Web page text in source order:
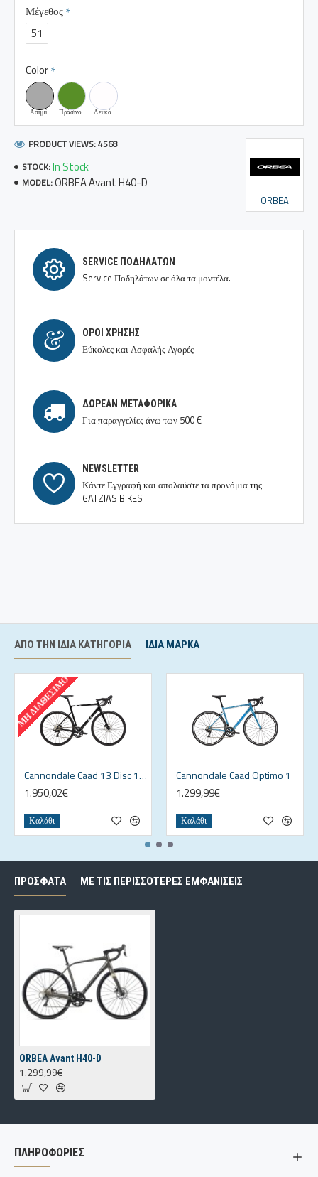
STOCK:In Stock
MODEL:ORBEA Avant H40-D
ORBEA
PRODUCT VIEWS: 4568
Μέγεθος
51
Color
Ασημί Πράσινο Λευκό
SERVICE ΠΟΔΗΛΆΤΩΝ
Service Ποδηλάτων σε όλα τα μοντέλα.
ΟΡΟΙ ΧΡΉΣΗΣ
Εύκολες και Ασφαλής Αγορές
ΔΩΡΕΆΝ ΜΕΤΑΦΟΡΙΚΆ
Για παραγγελίες άνω των 500 €
NEWSLETTER
Κάντε Εγγραφή και απολαύστε τα προνόμια της
GATZIAS BIKES
ΑΠΌ ΤΗΝ ΊΔΙΑ ΚΑΤΗΓΟΡΊΑ ΊΔΙΑ ΜΆΡΚΑ
ΜΗ ΔΙΑΘΈΣΙΜΟ
Cannondale Caad 13 Disc 105
1.950,02€
Καλάθι
Cannondale Caad Optimo 1
1.299,99€
Καλάθι
ΠΡΌΣΦΑΤΑ ΜΕ ΤΙΣ ΠΕΡΙΣΣΌΤΕΡΕΣ ΕΜΦΑΝΊΣΕΙΣ
ORBEA Avant H40-D
1.299,99€
ΠΛΗΡΟΦΟΡΙΕΣ